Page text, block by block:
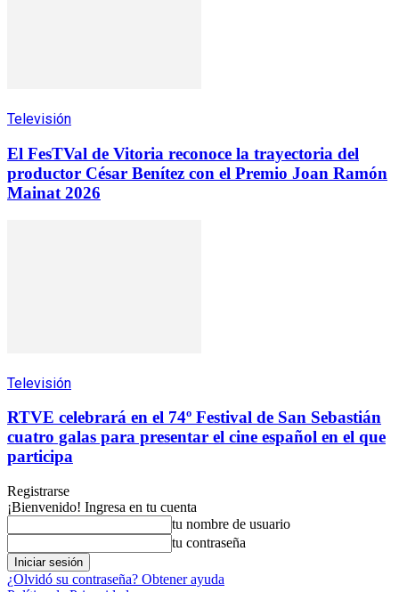
Televisión
El FesTVal de Vitoria reconoce la trayectoria del
productor César Benítez con el Premio Joan Ramón
Mainat 2026
Televisión
RTVE celebrará en el 74º Festival de San Sebastián
cuatro galas para presentar el cine español en el que
participa
Registrarse
¡Bienvenido! Ingresa en tu cuenta
tu nombre de usuario
tu contraseña
¿Olvidó su contraseña? Obtener ayuda